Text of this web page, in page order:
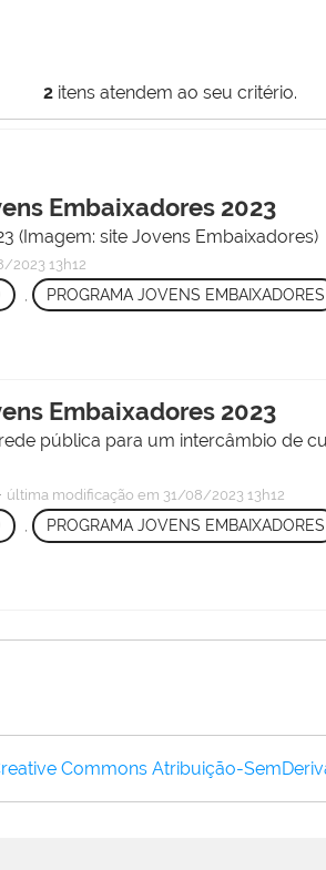
2itens atendem ao seu critério.
Embaixadores 2023
(Imagem: site Jovens Embaixadores)
2023 13h12
PROGRAMA JOVENS EMBAIXADORES
Embaixadores 2023
pública para um intercâmbio de
última modificação em 31/08/2023 13h12
, PROGRAMA JOVENS EMBAIXADORES
Commons Atribuição-